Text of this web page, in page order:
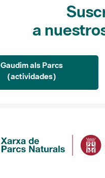
a
Gaudim als Parcs
(actividades)